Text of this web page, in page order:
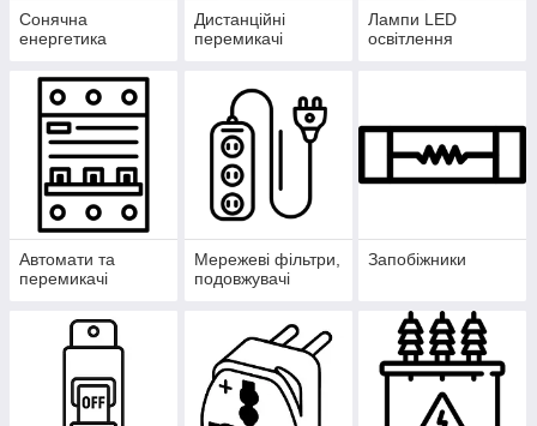
Сонячна
енергетика
Дистанційні
перемикачі
Лампи LED
освітлення
Автомати та
перемикачі
Мережеві фільтри,
подовжувачі
Запобіжники